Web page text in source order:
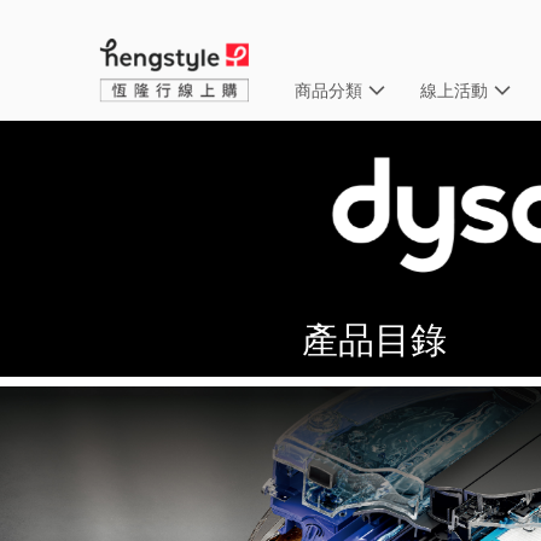
產品目錄​
商品分類 線上活動